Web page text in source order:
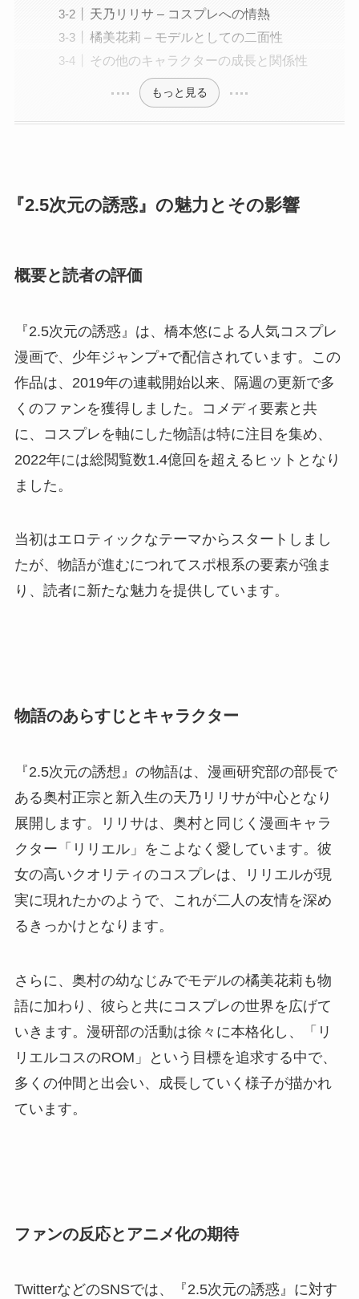
天乃リリサ – コスプレへの情熱
橘美花莉 – モデルとしての二面性
その他のキャラクターの成長と関係性
もっと見る
『2.5次元の誘惑』の魅力とその影響
概要と読者の評価
『2.5次元の誘惑』は、橋本悠による人気コスプレ
漫画で、少年ジャンプ+で配信されています。この
作品は、2019年の連載開始以来、隔週の更新で多
くのファンを獲得しました。コメディ要素と共
に、コスプレを軸にした物語は特に注目を集め、
2022年には総閲覧数1.4億回を超えるヒットとなり
ました。
当初はエロティックなテーマからスタートしまし
たが、物語が進むにつれてスポ根系の要素が強ま
り、読者に新たな魅力を提供しています。
物語のあらすじとキャラクター
『2.5次元の誘想』の物語は、漫画研究部の部長で
ある奥村正宗と新入生の天乃リリサが中心となり
展開します。リリサは、奥村と同じく漫画キャラ
クター「リリエル」をこよなく愛しています。彼
女の高いクオリティのコスプレは、リリエルが現
実に現れたかのようで、これが二人の友情を深め
るきっかけとなります。
さらに、奥村の幼なじみでモデルの橘美花莉も物
語に加わり、彼らと共にコスプレの世界を広げて
いきます。漫研部の活動は徐々に本格化し、「リ
リエルコスのROM」という目標を追求する中で、
多くの仲間と出会い、成長していく様子が描かれ
ています。
ファンの反応とアニメ化の期待
TwitterなどのSNSでは、『2.5次元の誘惑』に対す